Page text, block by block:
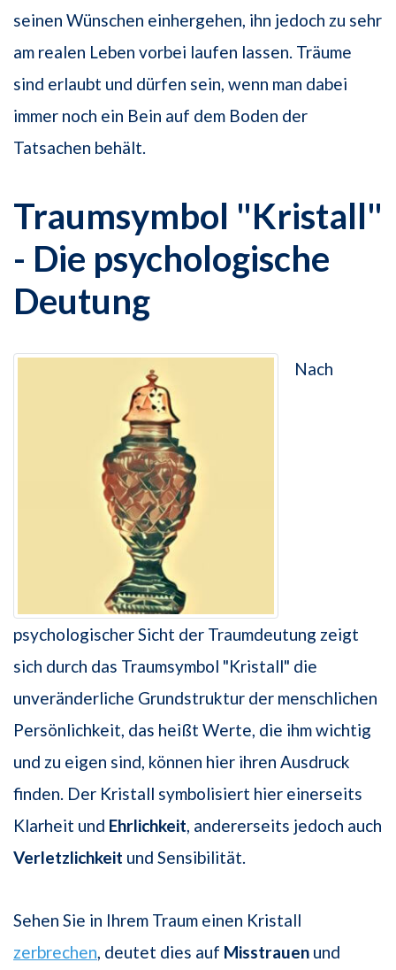
seinen Wünschen einhergehen, ihn jedoch zu sehr
am realen Leben vorbei laufen lassen. Träume
sind erlaubt und dür­fen sein, wenn man dabei
immer noch ein Bein auf dem Boden der
Tatsachen be­hält.
Traumsymbol "Kristall"
- Die psychologische
Deutung
Nach
psychologischer Sicht der Traumdeutung zeigt
sich durch das Traumsymbol "Kristall" die
unveränderliche Grundstruktur der menschlichen
Persönlichkeit, das heißt Werte, die ihm wichtig
und zu eigen sind, können hier ihren Ausdruck
finden. Der Kristall symbolisiert hier einerseits
Klarheit und Ehrlichkeit, andererseits jedoch auch
Verletzlichkeit und Sensibilität.
Sehen Sie in Ihrem Traum einen Kristall
zerbrechen, deutet dies auf Misstrauen und